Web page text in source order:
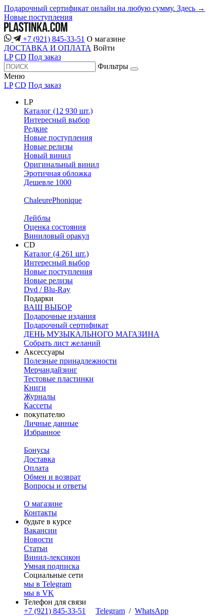
Подарочный сертификат онлайн на любую сумму. Здесь →
Новые поступления
+7 (921) 845-33-51 О магазине
ДОСТАВКА И ОПЛАТА Войти
LP CD Под заказ
Фильтры
Меню
LP CD Под заказ
LP
Каталог (12 930 шт.)
Интересный выбор
Редкие
Новые поступления
Новые релизы
Новый винил
Оригинальный винил
Эротичная обложка
Дешевле 1000
ChaleurePhonique
Лейблы
Оценка состояния
Виниловый оракул
CD
Каталог (4 261 шт.)
Интересный выбор
Новые поступления
Новые релизы
Dvd / Blu-Ray
Подарки
ВАШ ВЫБОР
Подарочные издания
Подарочный сертификат
ДЕНЬ МУЗЫКАЛЬНОГО МАГАЗИНА
Собрать лист желаний
Аксессуары
Полезные принадлежности
Мерчандайзинг
Тестовые пластинки
Книги
Журналы
Кассеты
покупателю
Личные данные
Избранное
Бонусы
Доставка
Оплата
Обмен и возврат
Вопросы и ответы
О магазине
Контакты
будьте в курсе
Вакансии
Новости
Статьи
Винил-лексикон
Умная подписка
Социальные сети
мы в Telegram
мы в VK
Телефон для связи
+7 (921) 845-33-51
Telegram / WhatsApp